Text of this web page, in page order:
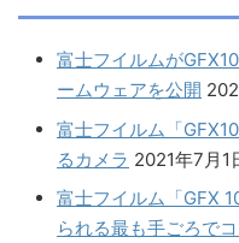
富士フイルムが
ームウェアを公開
富士フイルム「
るカメラ 2021年7月1
富士フイルム「GFX
られる最も手ごろで